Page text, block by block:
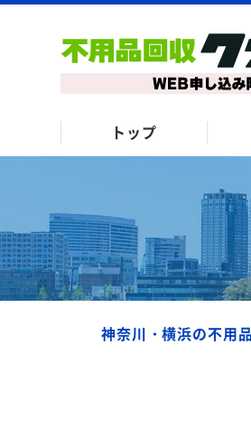
トップ
神奈川・横浜の不用